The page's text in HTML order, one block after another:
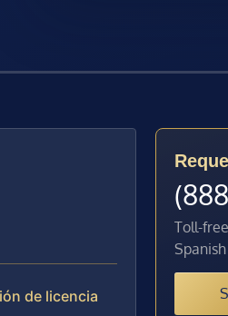
de licencia
Toll-
Spanish